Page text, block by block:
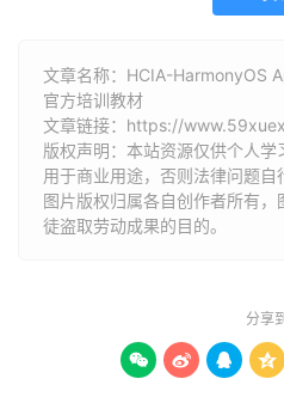
文章名称：HCIA-HarmonyOS
官方培训教材
文章链接： https://
版权声明：本站资源仅供个人
用于商业用途，否则法律问题自
图片版权归属各自创作者所有，
徒盗取劳动成果的目的。
分享到
   